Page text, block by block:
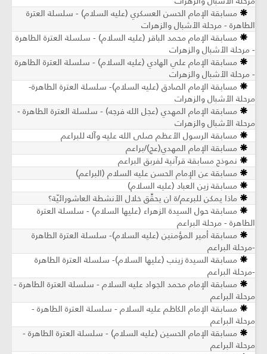
مسابقة الإمام الحسن العسكري (عليه السلام) - سلسلة العترة
الطاهرة - مرحلة الأشبال والزهرات
مسابقة الإمام محمد الباقر (عليه السلام) - سلسلة العترة الطاهرة
- مرحلة الأشبال والزهرات
مسابقة الإمام علي الهادي (عليه السلام) - سلسلة العترة الطاهرة
- مرحلة الأشبال والزهرات
مسابقة الإمام الصادق (عليه السلام)- سلسلة العترة الطاهرة-
مرحلة الأشبال والزهرات
مسابقة الإمام المهدي (عجل الله فرجه) - سلسلة العترة الطاهرة -
مرحلة الأشبال والزهرات
مسابقة الرسول الأعظم صلى الله عليه وآله للبراعم
مسابقة الإمام المهدي(عج)/براعم
نموذج مسابقة قرآنية لفربق البراعم
مسابقة عن الإمام الحسن عليه السلام (البراعم)
مسابقة زين العباد (عليه السلام)
ماذا يمكن للبرعم/ة ان يحقِّق خلال الأنشطة العاشورائيّة؟
مسابقة حول السيدة الزهراء (عليها السلام) - سلسلة العترة
الطاهرة - مرحلة البراعم
مسابقة أمير المؤمنين (عليه السلام)- سلسلة العترة الطاهرة
-مرحلة البراعم
مسابقة السيدة زينب (عليها السلام)- سلسلة العترة الطاهرة
-مرحلة البراعم
مسابقة الإمام محمد الجواد عليه السلام - سلسلة العترة الطاهرة -
مرحلة البراعم
مسابقة الإمام الكاظم عليه السلام - سلسلة العترة الطاهرة -
مرحلة البراعم
مسابقة الإمام الحسين (عليه السلام) - سلسلة العترة الطاهرة -
مرحلة البراعم